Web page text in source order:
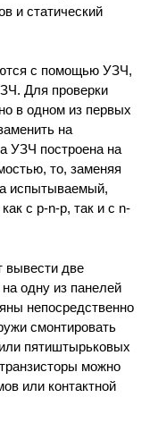
и статический
с помощью УЗЧ,
Для проверки
в одном из первых
на
УЗЧ построена на
то, заменяя
испытываемый,
с p-n-p, так и с n-
вывести две
одну из панелей
непосредственно
смонтировать
пятиштырьковых
можно
или контактной